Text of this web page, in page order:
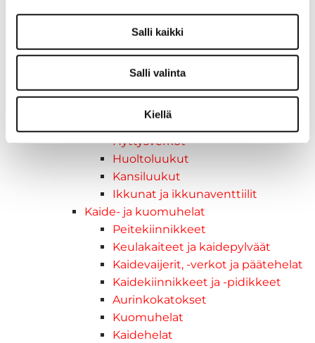
Salli kaikki
Salli valinta
Kiellä
Tuolinjalat
Tuolit
Kansiluukut, ikkunat ja verhot
Verhot
Kansiluukkujen varaosat ja
Hyttysverkot
Huoltoluukut
Kansiluukut
Ikkunat ja ikkunaventtiilit
Kaide- ja kuomuhelat
Peitekiinnikkeet
Keulakaiteet ja kaidepylväät
Kaidevaijerit, -verkot ja päätehelat
Kaidekiinnikkeet ja -pidikkeet
Aurinkokatokset
Kuomuhelat
Kaidehelat